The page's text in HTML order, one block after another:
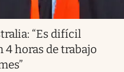
“Es difícil
4 horas de trabajo